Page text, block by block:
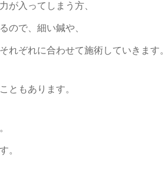
が入ってしまう方、
ので、細い鍼や、
れぞれに合わせて施術していきます。
ともあります。
。